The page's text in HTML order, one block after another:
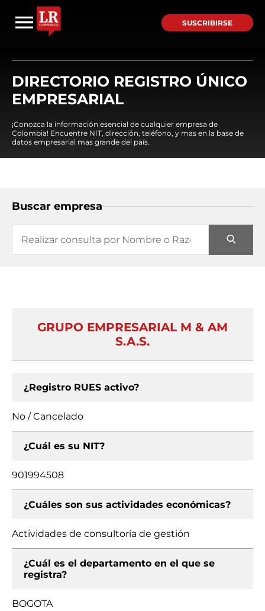
SUSCRIBIRSE
DIRECTORIO REGISTRO ÚNICO
EMPRESARIAL
¡Conozca la información esencial de cualquier empresa de
Colombia! Encuentre NIT, dirección, teléfono, y mas en la base de
datos empresarial mas grande del país.
Buscar empresa
GRUPO EMPRESARIAL M & AM
S.A.S.
¿Registro RUES activo?
No / Cancelado
¿Cuál es su NIT?
901994508
¿Cuáles son sus actividades económicas?
Actividades de consultoría de gestión
¿Cuál es el departamento en el que se
registra?
BOGOTA